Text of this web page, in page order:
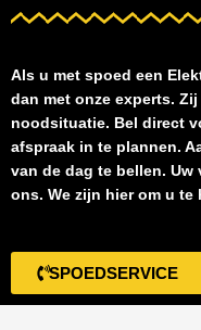
Als u met spoed een
dan met onze experts.
noodsituatie. Bel direct
afspraak in te plannen.
van de dag te bellen.
ons. We zijn hier om u te
SPOEDSERVICE